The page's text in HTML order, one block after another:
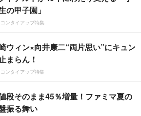
の甲子園」
ンタイアップ特集
ウィン×向井康二“両片思い”にキュン
まらん！
ンタイアップ特集
段そのまま45％増量！ファミマ夏の
振る舞い